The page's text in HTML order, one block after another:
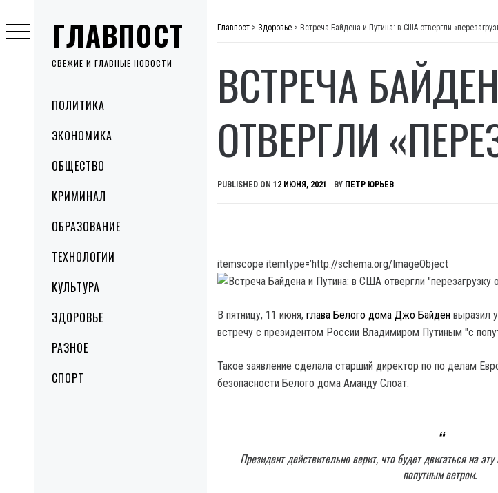
ГЛАВПОСТ
СВЕЖИЕ И ГЛАВНЫЕ НОВОСТИ
MenuПОЛИТИКА
ЭКОНОМИКА
ОБЩЕСТВО
КРИМИНАЛ
ОБРАЗОВАНИЕ
ТЕХНОЛОГИИ
КУЛЬТУРА
ЗДОРОВЬЕ
РАЗНОЕ
СПОРТ
to
content
Главпост > Здоровье > Встреча Байдена и Путина: в США отвергли
ВСТРЕЧА
ОТВЕРГЛИ
PUBLISHED ON 12 ИЮНЯ, 2021 BY ПЕТР ЮРЬЕВ
itemscope itemtype=’http://schema.org/ImageObject
В пятницу, 11 июня, глава Белого дома Джо Байден выразил
встречу с президентом России Владимиром Путиным "с
Такое заявление сделала старший директор по по делам
безопасности Белого дома Аманду Слоат.
Президент действительно верит, что будет двигаться на
попутным ветром.